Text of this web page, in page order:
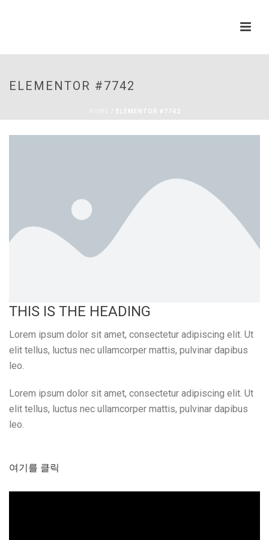
ELEMENTOR #7742
/ ELEMENTOR #7742
THIS IS THE HEADING
Lorem ipsum dolor sit amet, consectetur adipiscing elit. Ut
elit tellus, luctus nec ullamcorper mattis, pulvinar dapibus
leo.
Lorem ipsum dolor sit amet, consectetur adipiscing elit. Ut
elit tellus, luctus nec ullamcorper mattis, pulvinar dapibus
leo.
여기를 클릭